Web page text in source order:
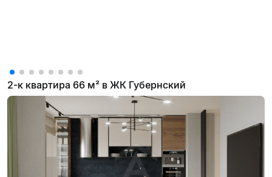
2-к квартира 66 м² в ЖК Губернский